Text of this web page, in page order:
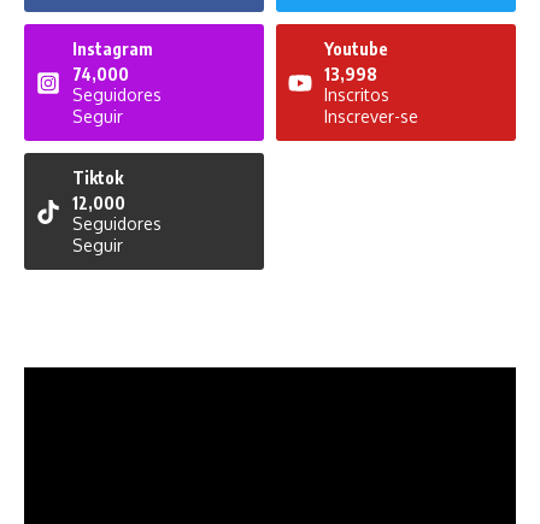
Instagram
74,000
Seguidores
Seguir
Youtube
13,998
Inscritos
Inscrever-se
Tiktok
12,000
Seguidores
Seguir